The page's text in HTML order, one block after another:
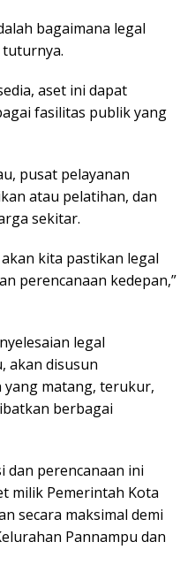
bagaimana legal
tuturnya.
aset ini dapat
fasilitas publik yang
pusat pelayanan
atau pelatihan, dan
sekitar.
kita pastikan legal
perencanaan kedepan,”
legal
akan disusun
yang matang, terukur,
berbagai
dan perencanaan ini
milik Pemerintah Kota
secara maksimal demi
Pannampu dan